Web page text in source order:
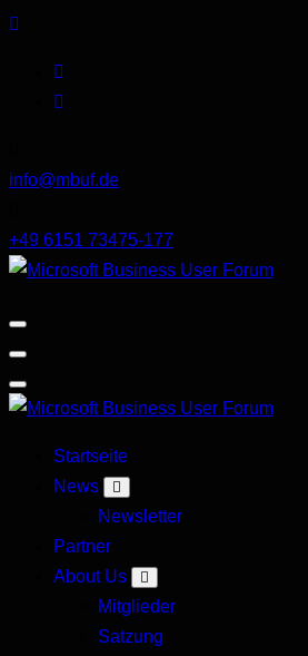
Skip
content
info@mbuf.de
+49 6151 73475-177
Startseite
News
Newsletter
Partner
About Us
Mitglieder
Satzung